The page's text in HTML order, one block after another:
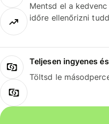
Mentsd el a
időre ellenőrizni
Teljesen ingyenes
Töltsd le